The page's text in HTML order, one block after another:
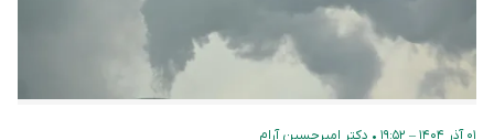
۰۱ آذر ۱۴۰۴ – ۱۹:۵۲ • دکتر امیرحسین آرام